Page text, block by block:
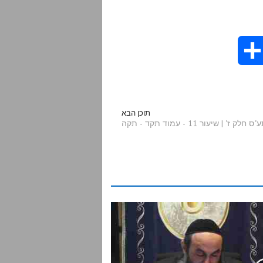
תוכן הבא
| שיעור 11 - עמוד תקד - תקה